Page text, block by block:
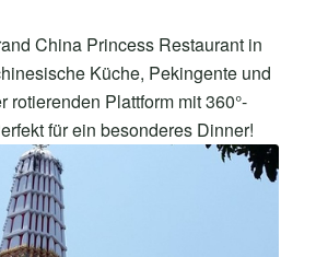
China Princess Restaurant in
Küche, Pekingente und
rotierenden Plattform mit 360°-
für ein besonderes Dinner!